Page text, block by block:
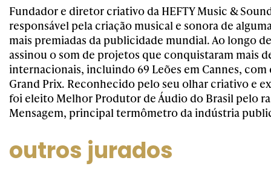
Fundador e diretor criativo da HEFTY Music &
responsável pela criação musical e sonora de
mais premiadas da publicidade mundial. Ao longo
assinou o som de projetos que conquistaram mais
internacionais, incluindo 69 Leões em Cannes, com
Grand Prix. Reconhecido pelo seu olhar criativo e
foi eleito Melhor Produtor de Áudio do Brasil pelo
Mensagem, principal termômetro da indústria
outros jurados